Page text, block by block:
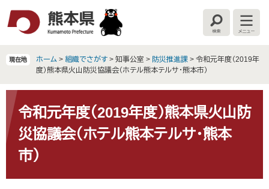
文
へ
検
索
メ
ニ
ー
現在地 ホーム > 組織でさがす > 知事公室 > 防災推進課 > 令和元年度（2019年
度）熊本県火山防災協議会（ホテル熊本テルサ・熊本市）
文 令和元年度（2019年度）熊本県火山防
災協議会（ホテル熊本テルサ・熊本
市）